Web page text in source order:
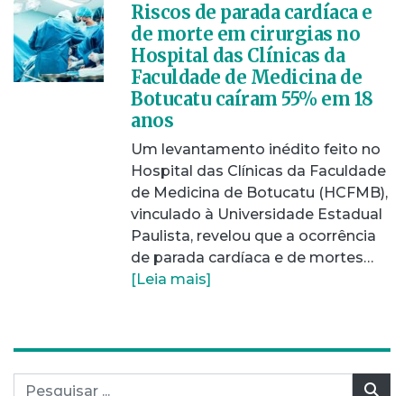
Riscos de parada cardíaca e
de morte em cirurgias no
Hospital das Clínicas da
Faculdade de Medicina de
Botucatu caíram 55% em 18
anos
Um levantamento inédito feito no
Hospital das Clínicas da Faculdade
de Medicina de Botucatu (HCFMB),
vinculado à Universidade Estadual
Paulista, revelou que a ocorrência
de parada cardíaca e de mortes…
[Leia mais]
Pesquisar por: